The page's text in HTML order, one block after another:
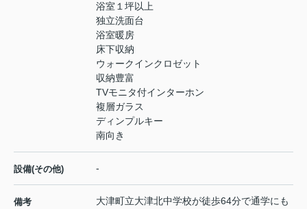
浴室１坪以上
独立洗面台
浴室暖房
床下収納
ウォークインクロゼット
収納豊富
TVモニタ付インターホン
複層ガラス
ディンプルキー
南向き
設備(その他) -
備考
大津町立大津北中学校が徒歩64分で通学にも